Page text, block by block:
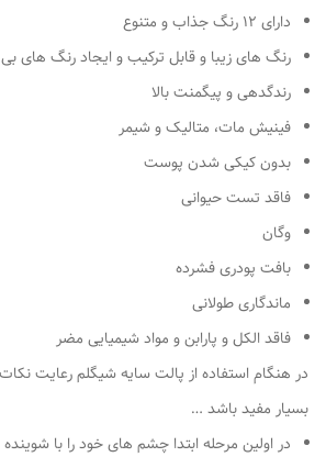
دارای ۱۲ رنگ جذاب و متنوع
رنگ های زیبا و قابل ترکیب و ایجاد رنگ های
رندگدهی و پیگمنت بالا
فینیش مات، متالیک و شیمر
بدون کیکی شدن پوست
فاقد تست حیوانی
وگان
بافت پودری فشرده
ماندگاری طولانی
فاقد الکل و پارابن و مواد شیمیایی مضر
در هنگام استفاده از پالت سایه شیگلم رعایت
بسیار مفید باشد …
در اولین مرحله ابتدا چشم های خود را با